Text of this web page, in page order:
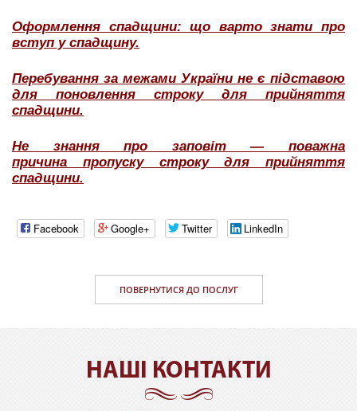
Оформлення спадщини: що варто знати про
вступ у спадщину.
Перебування за межами України не є підставою
для поновлення строку для прийняття
спадщини.
Не знання про заповіт — поважна
причина пропуску строку для прийняття
спадщини.
Facebook Google+ Twitter LinkedIn
ПОВЕРНУТИСЯ ДО ПОСЛУГ
НАШI КОНТАКТИ